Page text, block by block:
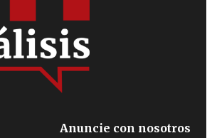
Anuncie con nosotros